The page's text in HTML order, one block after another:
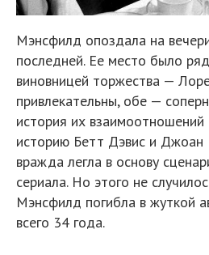
Мэнсфилд опоздала на
последней. Ее место было
виновницей торжества —
привлекательны, обе —
история их
историю Бетт Дэвис и Джоан
вражда легла в основу
сериала. Но этого не
Мэнсфилд погибла в жуткой
всего 34 года.